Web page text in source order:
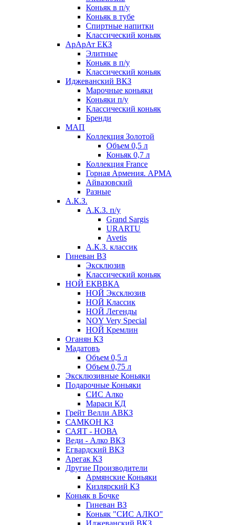
Коньяк в п/у
Коньяк в тубе
Спиртные напитки
Классический коньяк
АрАрАт ЕКЗ
Элитные
Коньяк в п/у
Классический коньяк
Иджеванский ВКЗ
Марочные коньяки
Коньяки п/у
Классический коньяк
Бренди
МАП
Коллекция Золотой
Объем 0,5 л
Коньяк 0,7 л
Коллекция France
Горная Армения. АРМА
Айвазовский
Разные
А.К.З.
А.К.З. п/у
Grand Sargis
URARTU
Avetis
А.К.З. классик
Гиневан ВЗ
Эксклюзив
Классический коньяк
НОЙ ЕКВВКА
НОЙ Эксклюзив
НОЙ Классик
НОЙ Легенды
NOY Very Speсial
НОЙ Кремлин
Оганян КЗ
Мадатовъ
Объем 0,5 л
Объем 0,75 л
Эксклюзивные Коньяки
Подарочные Коньяки
СИС Алко
Мараси КД
Грейт Велли АВКЗ
САМКОН КЗ
САЯТ - НОВА
Веди - Алко ВКЗ
Егвардский ВКЗ
Арегак КЗ
Другие Производители
Армянские Коньяки
Кизлярский КЗ
Коньяк в Бочке
Гиневан ВЗ
Коньяк "СИС АЛКО"
Иджеванский ВКЗ